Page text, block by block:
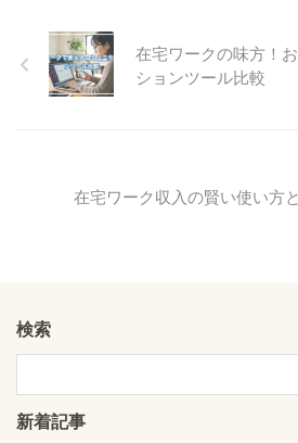
在宅ワークの味方！
ションツール比較
在宅ワーク収入の賢い使い方
検索
新着記事